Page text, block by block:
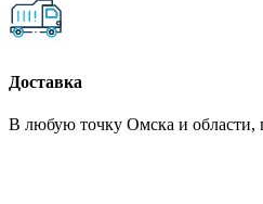
Доставка
В любую точку Омска и области,